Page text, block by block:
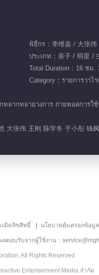
พิธีกร：李维嘉 / 大张伟
ประเภท：亲子 / 明星 /
Total Duration：16 ชม.
Category：รายการวาไ
ากหลายวงการ ถ่ายทอดการใ
大张伟 王刚 陈学冬 于小彤 钱
เมิดลิขสิทธิ์ นโยบายคุ้มครองข้อมู
ลตอบรับจากผู้ใช้งาน：
All Rights Reserved
Entertainment Media จำกัด